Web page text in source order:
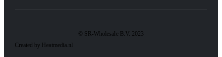
© SR-Wholesale B.V. 2023
Created by Heatmedia.nl